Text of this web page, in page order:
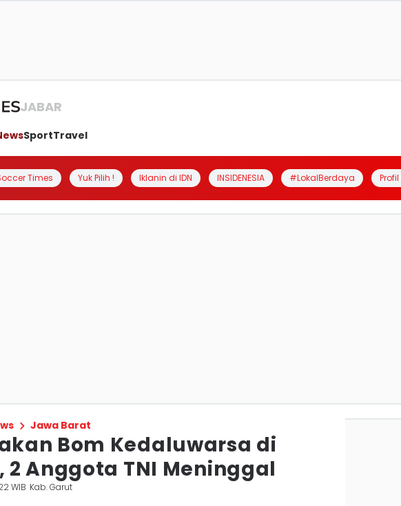
JABAR
SportTravel
Times Yuk Pilih ! Iklanin di IDN INSIDENESIA #LokalBerdaya
Jawa Barat
Bom Kedaluwarsa di
2 Anggota TNI Meninggal
WIB Kab. Garut